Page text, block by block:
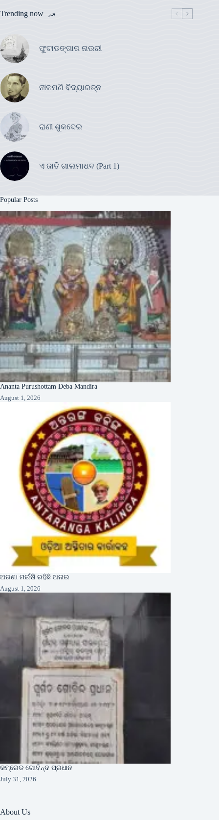
Trending now
ଫୁଟାଡଙ୍ଗାର ନାଉରୀ
ନୀଳମଣି ବିଦ୍ୟାରତ୍ନ
ରାଣୀ ଶୁକଦେଇ
ଏ ଜାତି ଗାଲମାଧବ (Part 1)
Popular Posts
Ananta Purushottam Deba Mandira
August 1, 2026
ଅରଣା ମଇଁଷି ରହିଛି ଅନାଇ
August 1, 2026
କମ୍ରେଡ ଗୋବିନ୍ଦ ପ୍ରଧାନ
July 31, 2026
About Us